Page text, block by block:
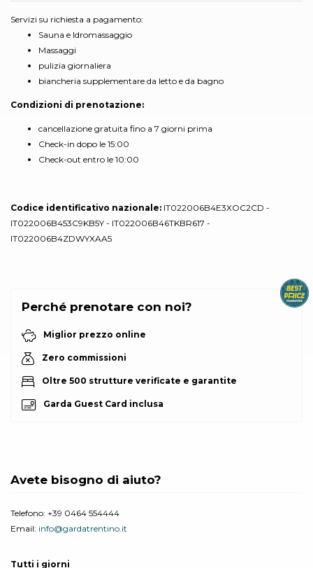
Servizi su richiesta a pagamento:
Sauna e Idromassaggio
Massaggi
pulizia giornaliera
biancheria supplementare da letto e da bagno
Condizioni di prenotazione:
cancellazione gratuita fino a 7 giorni prima
Check-in dopo le 15:00
Check-out entro le 10:00
Codice identificativo nazionale: IT022006B4E3XOC2CD -
IT022006B453C9KB5Y - IT022006B46TKBR617 -
IT022006B4ZDWYXAA5
Perché prenotare con noi?
Miglior prezzo online
Zero commissioni
Oltre 500 strutture verificate e garantite
Garda Guest Card inclusa
Avete bisogno di aiuto?
Telefono: +39 0464 554444
Email: info@gardatrentino.it
Tutti i giorni